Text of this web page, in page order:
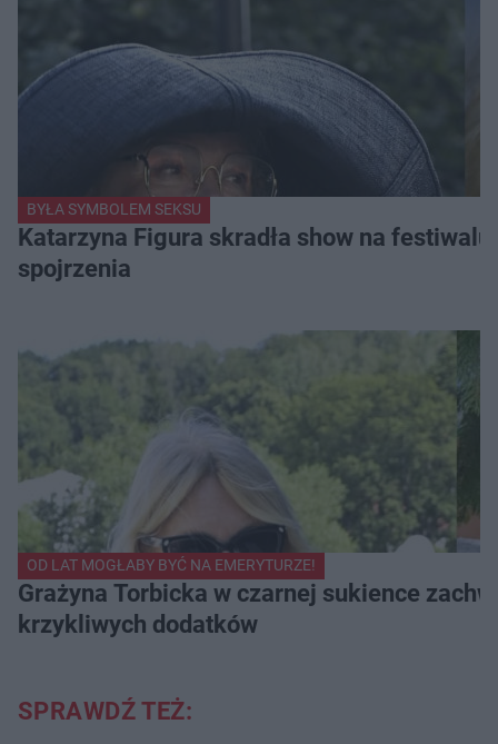
BYŁA SYMBOLEM SEKSU
Katarzyna Figura skradła show na
spojrzenia
OD LAT MOGŁABY BYĆ NA EMERYTURZE!
Grażyna Torbicka w czarnej sukience
krzykliwych dodatków
SPRAWDŹ TEŻ: